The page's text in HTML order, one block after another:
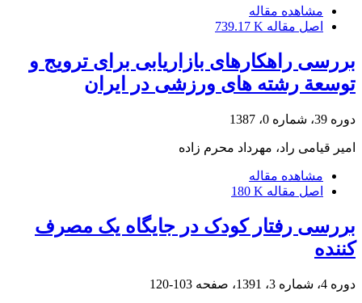
مشاهده مقاله
اصل مقاله 739.17 K
بررسی راهکارهای بازاریابی برای ترویج و
توسعة رشته های ورزشی در ایران
دوره 39، شماره 0، 1387
امیر قیامی راد، مهرداد محرم زاده
مشاهده مقاله
اصل مقاله 180 K
بررسی رفتار کودک در جایگاه یک مصرف
کننده
دوره 4، شماره 3، 1391، صفحه 103-120